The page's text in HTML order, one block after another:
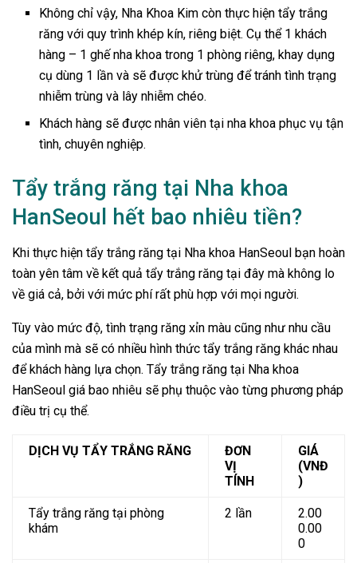
Không chỉ vậy, Nha Khoa Kim còn thực hiện tẩy trắng
răng với quy trình khép kín, riêng biệt. Cụ thể 1 khách
hàng – 1 ghế nha khoa trong 1 phòng riêng, khay dụng
cụ dùng 1 lần và sẽ được khử trùng để tránh tình trạng
nhiễm trùng và lây nhiễm chéo.
Khách hàng sẽ được nhân viên tại nha khoa phục vụ tận
tình, chuyên nghiệp.
Tẩy trắng răng tại Nha khoa
HanSeoul hết bao nhiêu tiền?
Khi thực hiện tẩy trắng răng tại Nha khoa HanSeoul bạn hoàn
toàn yên tâm về kết quả tẩy trắng răng tại đây mà không lo
về giá cả, bởi với mức phí rất phù hợp với mọi người.
Tùy vào mức độ, tình trạng răng xỉn màu cũng như nhu cầu
của mình mà sẽ có nhiều hình thức tẩy trắng răng khác nhau
để khách hàng lựa chọn. Tẩy trắng răng tại Nha khoa
HanSeoul giá bao nhiêu sẽ phụ thuộc vào từng phương pháp
điều trị cụ thể.
DỊCH VỤ TẨY TRẮNG RĂNG
ĐƠN
VỊ
TÍNH
GIÁ
(VNĐ
)
Tẩy trắng răng tại phòng
khám
2 lần
2.00
0.00
0